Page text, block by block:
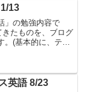
13
」の勉強内容で
たものを、ブログ
(基本的に、テキ
英語 8/23